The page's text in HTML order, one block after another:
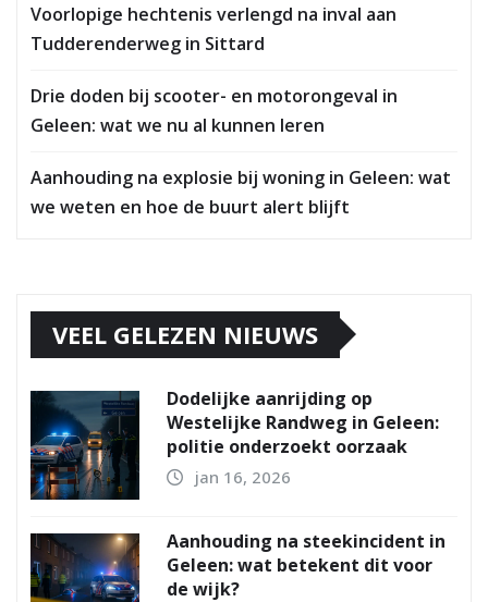
Voorlopige hechtenis verlengd na inval aan
Tudderenderweg in Sittard
Drie doden bij scooter- en motorongeval in
Geleen: wat we nu al kunnen leren
Aanhouding na explosie bij woning in Geleen: wat
we weten en hoe de buurt alert blijft
VEEL GELEZEN NIEUWS
Dodelijke aanrijding op
Westelijke Randweg in Geleen:
politie onderzoekt oorzaak
jan 16, 2026
Aanhouding na steekincident in
Geleen: wat betekent dit voor
de wijk?